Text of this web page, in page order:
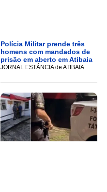
Polícia Militar prende três
homens com mandados de
prisão em aberto em Atibaia
JORNAL ESTÂNCIA de ATIBAIA